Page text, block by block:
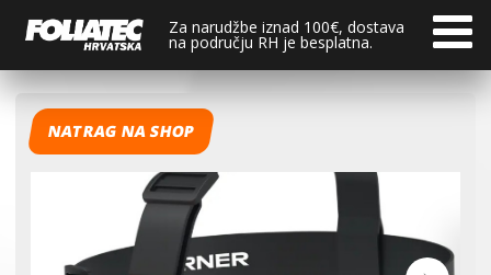
Za narudžbe iznad 100€, dostava
na području RH je besplatna.
NATRAG NA SHOP